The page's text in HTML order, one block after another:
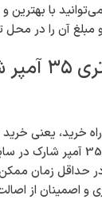
را می‌توانید با
مبلغ آن را در
مزایای
خرید، یعنی
است. با سفارش باطری 35 آمپر
حداقل زمان
و اصمینان از